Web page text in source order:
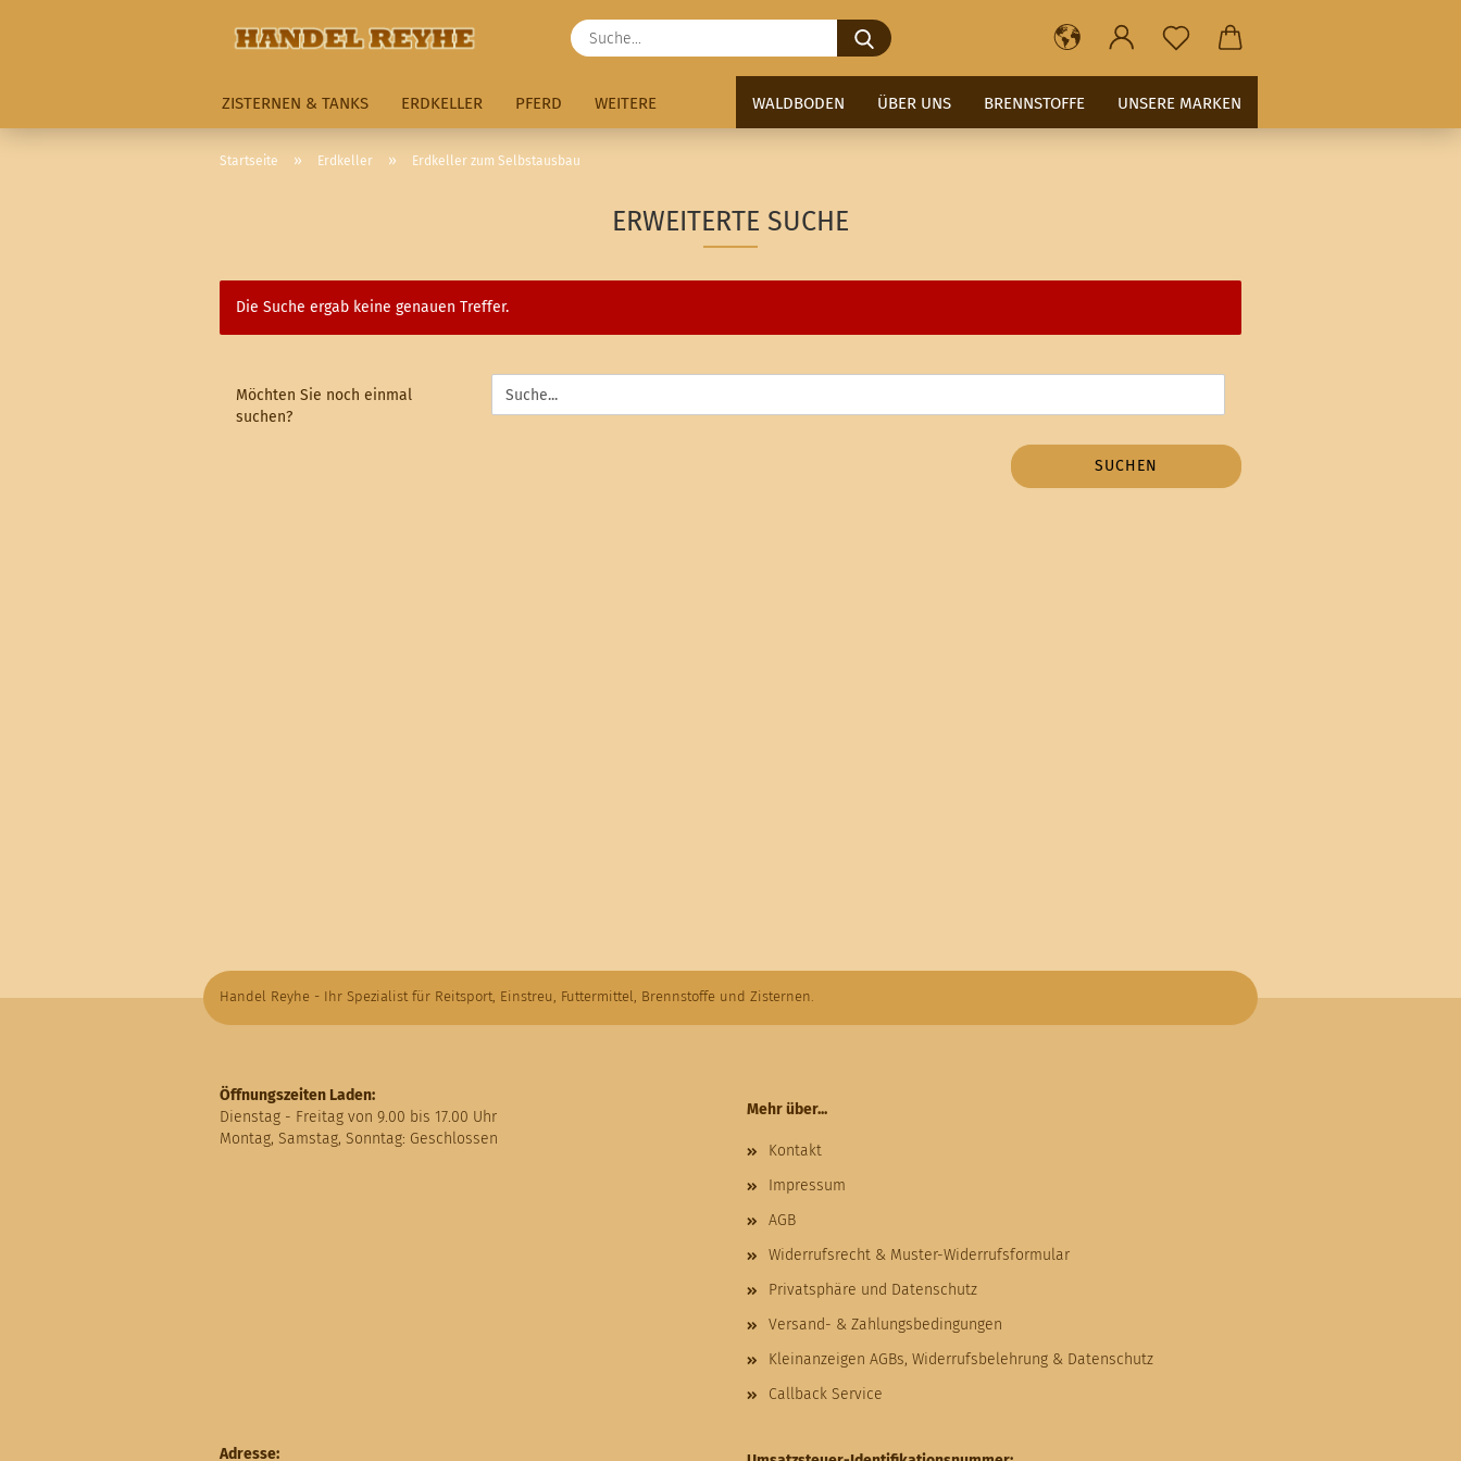
Suche...
ZISTERNEN & TANKS ERDKELLER PFERD WALDBODEN ÜBER UNS BRENNSTOFFE UNSERE MARKEN
WEITERE
Startseite » Erdkeller » Erdkeller zum Selbstausbau
ERWEITERTE SUCHE
Die Suche ergab keine genauen Treffer.
SIE
NOCH
Möchten Sie noch einmal
suchen?
SUCHEN
Handel Reyhe - Ihr Spezialist für Reitsport, Einstreu, Futtermittel, Brennstoffe und Zisternen.
Öffnungszeiten Laden:
Dienstag - Freitag von 9.00 bis 17.00 Uhr
Montag, Samstag, Sonntag: Geschlossen
Mehr über...
Kontakt
Impressum
AGB
Widerrufsrecht & Muster-Widerrufsformular
Privatsphäre und Datenschutz
Versand- & Zahlungsbedingungen
Kleinanzeigen AGBs, Widerrufsbelehrung & Datenschutz
Callback Service
Adresse: